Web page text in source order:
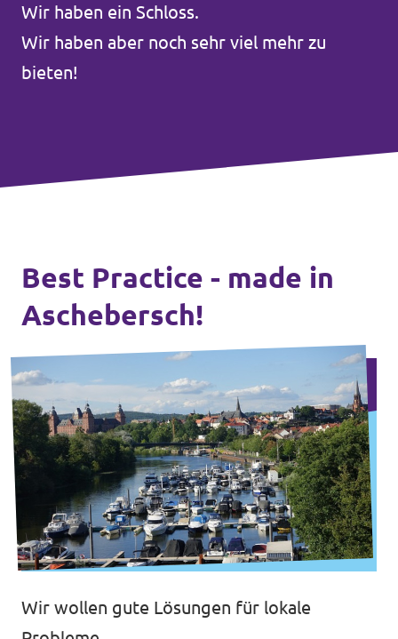
Unsere Events
Deine Spende für Volt!
In Bayern vor Ort
Transparenz
Datenschutz
Impressum
Kontakt
Wir haben ein Schloss.
Wir haben aber noch sehr viel mehr zu
bieten!
Best Practice - made in
Aschebersch!
Wir wollen gute Lösungen für lokale